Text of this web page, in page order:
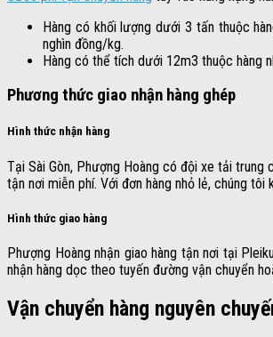
Hàng có khối lượng dưới 3 tấn thuộc
nghìn đồng/kg.
Hàng có thể tích dưới 12m3 thuộc hàng
Phương thức giao nhận hàng ghép
Hình thức nhận hàng
Tại Sài Gòn, Phượng Hoàng có đội xe tải trung
tận nơi miễn phí. Với đơn hàng nhỏ lẻ, chúng
Hình thức giao hàng
Phượng Hoàng nhận giao hàng tận nơi tại
nhận hàng dọc theo tuyến đường vận chuyển
Vận chuyển hàng nguyên